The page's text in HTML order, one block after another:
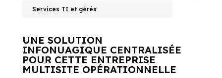
Services TI et gérés
UNE SOLUTION
INFONUAGIQUE CENTRALISÉE
POUR CETTE ENTREPRISE
MULTISITE OPÉRATIONNELLE